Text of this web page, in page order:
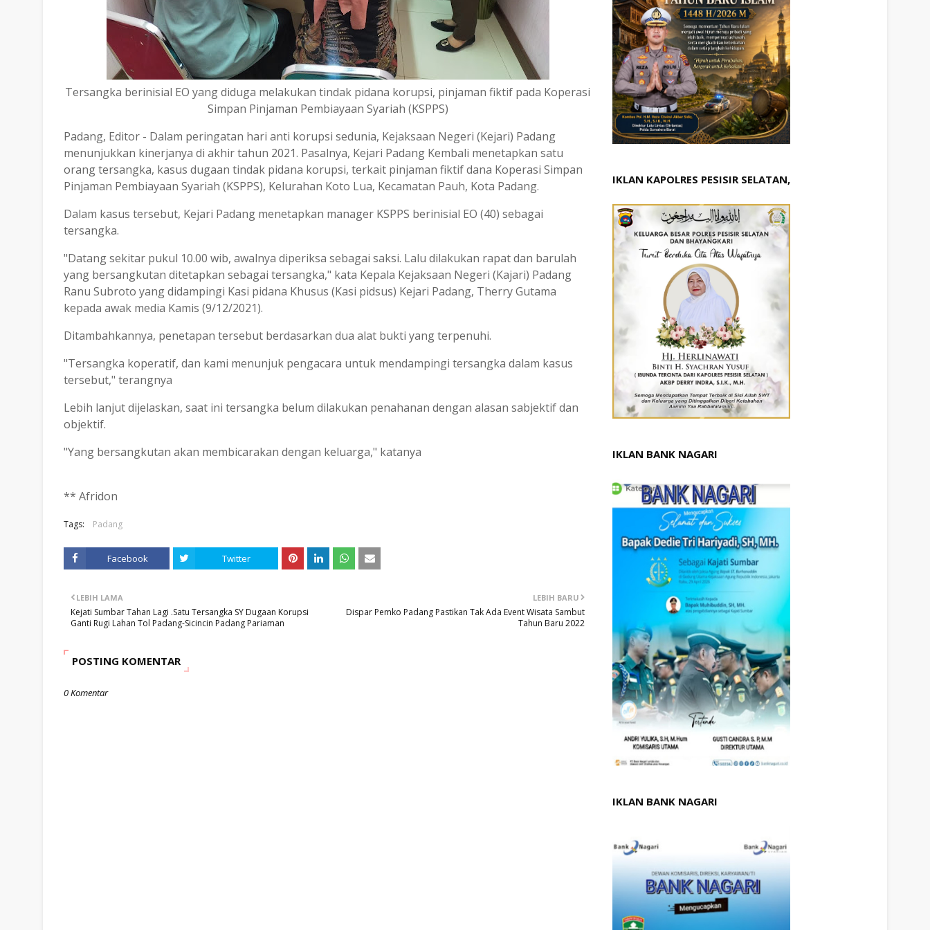
Tersangka berinisial EO yang diduga melakukan tindak pidana korupsi, pinjaman fiktif pada Koperasi
Simpan Pinjaman Pembiayaan Syariah (KSPPS)
Padang, Editor - Dalam peringatan hari anti korupsi sedunia, Kejaksaan Negeri (Kejari) Padang
menunjukkan kinerjanya di akhir tahun 2021. Pasalnya, Kejari Padang Kembali menetapkan satu
orang tersangka, kasus dugaan tindak pidana korupsi, terkait pinjaman fiktif dana Koperasi Simpan
Pinjaman Pembiayaan Syariah (KSPPS), Kelurahan Koto Lua, Kecamatan Pauh, Kota Padang.
Dalam kasus tersebut, Kejari Padang menetapkan manager KSPPS berinisial EO (40) sebagai
tersangka.
"Datang sekitar pukul 10.00 wib, awalnya diperiksa sebagai saksi. Lalu dilakukan rapat dan barulah
yang bersangkutan ditetapkan sebagai tersangka," kata Kepala Kejaksaan Negeri (Kajari) Padang
Ranu Subroto yang didampingi Kasi pidana Khusus (Kasi pidsus) Kejari Padang, Therry Gutama
kepada awak media Kamis (9/12/2021).
Ditambahkannya, penetapan tersebut berdasarkan dua alat bukti yang terpenuhi.
"Tersangka koperatif, dan kami menunjuk pengacara untuk mendampingi tersangka dalam kasus
tersebut," terangnya
Lebih lanjut dijelaskan, saat ini tersangka belum dilakukan penahanan dengan alasan sabjektif dan
objektif.
"Yang bersangkutan akan membicarakan dengan keluarga," katanya
** Afridon
Tags: Padang
Facebook Twitter
LEBIH BARU
Dispar Pemko Padang Pastikan Tak Ada Event Wisata Sambut
Tahun Baru 2022
LEBIH LAMA
Kejati Sumbar Tahan Lagi .Satu Tersangka SY Dugaan Korupsi
Ganti Rugi Lahan Tol Padang-Sicincin Padang Pariaman
POSTING KOMENTAR
0 Komentar
IKLAN KAPOLRES PESISIR SELATAN,
IKLAN BANK NAGARI
IKLAN BANK NAGARI